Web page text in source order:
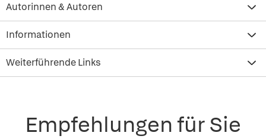
Autorinnen & Autoren
Informationen
Weiterführende Links
Empfehlungen für Sie